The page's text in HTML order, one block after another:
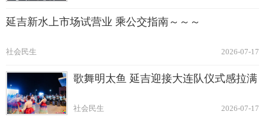
延吉新水上市场试营业 乘公交指南～～～
2026-07-17
社会民生
歌舞明太鱼 延吉迎接大连队仪式感拉满
2026-07-17
社会民生